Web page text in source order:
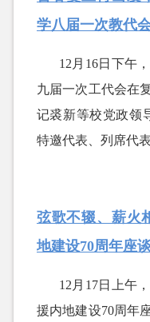
学八届一次教代
12月16日下午
九届一次工代会在
记裘新等校党政领
特邀代表、列席代
弦歌不辍、薪火
地建设70周年座
12月17日上午
援内地建设70周年